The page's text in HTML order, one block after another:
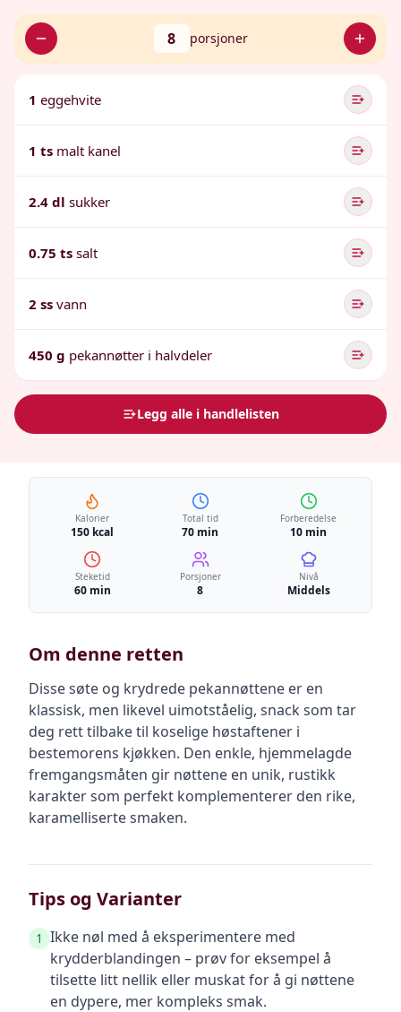
8 porsjoner
1 eggehvite
1 ts malt kanel
2.4 dl sukker
0.75 ts salt
2 ss vann
450 g pekannøtter i halvdeler
Legg alle i handlelisten
Kalorier
150 kcal
Total tid
70 min
Forberedelse
10 min
Steketid
60 min
Porsjoner
8
Nivå
Middels
Om denne retten
Disse søte og krydrede pekannøttene er en
klassisk, men likevel uimotståelig, snack som tar
deg rett tilbake til koselige høstaftener i
bestemorens kjøkken. Den enkle, hjemmelagde
fremgangsmåten gir nøttene en unik, rustikk
karakter som perfekt komplementerer den rike,
karamelliserte smaken.
Tips og Varianter
1 Ikke nøl med å eksperimentere med
krydderblandingen – prøv for eksempel å
tilsette litt nellik eller muskat for å gi nøttene
en dypere, mer kompleks smak.